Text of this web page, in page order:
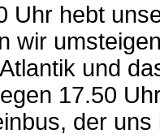
Uhr hebt
wir
und
17.50
der